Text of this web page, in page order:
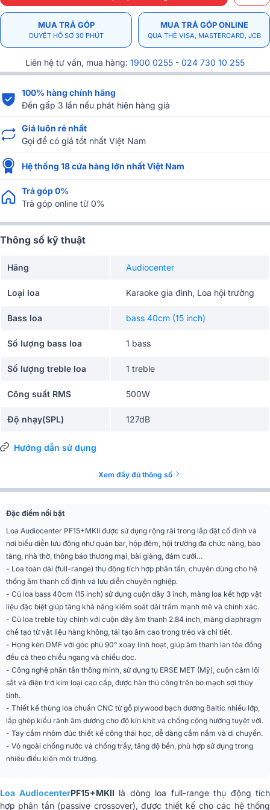
MUA TRẢ GÓP
DUYỆT HỒ SƠ 30 PHÚT
MUA TRẢ GÓP ONLINE
QUA THẺ VISA, MASTERCARD, JCB
Liên hệ tư vấn, mua hàng: 1900 0255 - 024 730 10 255
100% hàng chính hãng
Đền gấp 3 lần nếu phát hiện hàng giả
Giá luôn rẻ nhất
Gọi để có giá tốt nhất Việt Nam
Hệ thống 18 cửa hàng lớn nhất Việt Nam
Trả góp 0%
Trả góp online từ 0%
Thông số kỹ thuật
Hãng Audiocenter
Loại loa Karaoke gia đình, Loa hội trường
Bass loa bass 40cm (15 inch)
Số lượng bass loa 1 bass
Số lượng treble loa 1 treble
Công suất RMS 500W
Độ nhạy(SPL) 127dB
Tần số đáp tuyến
Cường độ phát âm cực
133 dB
Kiểu loa
Số đường tiếng 2 đường tiếng
Dáng loa Loa fullrange (phổ thông)
Ứng dụng mở rộng
Karaoke, Quán bar, Hội trường, Sân
khấu, sự kiện
Màu sắc
Đen
Phân khúc Tiêu chuẩn
Loa treble
cuộn dây 2.84 inch
Góc phủ âm
PF15+MKII90 (đối
xứng)
Góc phủ âm
PF15+MKII60 (đối
xứng)
60° × 40°
(Crossover Point)
1500Hz
Hướng dẫn sử dụng
Xem đầy đủ thông số
Đặc điểm nổi bật
Loa Audiocenter PF15+MKII được sử dụng rộng rãi trong lắp đặt cố định và
nơi biểu diễn lưu động như quán bar, hộp đêm, hội trường đa chức năng, bảo
tàng, nhà thờ, thông báo thương mại, bài giảng, đám cưới…
- Loa toàn dải (full-range) thụ động tích hợp phân tần, chuyên dùng cho hệ
thống âm thanh cố định và lưu diễn chuyên nghiệp.
- Củ loa bass 40cm (15 inch) sử dụng cuộn dây 3 inch, màng loa kết hợp vật
liệu đặc biệt giúp tăng khả năng kiểm soát dải trầm mạnh mẽ và chính xác.
- Củ loa treble tùy chỉnh với cuộn dây âm thanh 2.84 inch, màng diaphragm
chế tạo từ vật liệu hàng không, tái tạo âm cao trong trẻo và chi tiết.
- Họng kèn DMF với góc phủ 90° xoay linh hoạt, giúp âm thanh lan tỏa đồng
đều cả theo chiều ngang và chiều dọc.
- Công nghệ phân tần thông minh, sử dụng tụ ERSE MET (Mỹ), cuộn cảm lõi
sắt và điện trở kim loại cao cấp, được hàn thủ công trên bo mạch sợi thủy
tinh.
- Thiết kế thùng loa chuẩn CNC từ gỗ plywood bạch dương Baltic nhiều lớp,
lắp ghép kiểu rãnh âm dương cho độ kín khít và chống cộng hưởng tuyệt vời.
- Tay cầm nhôm đúc thiết kế công thái học, dễ dàng cầm nắm và di chuyển.
- Vỏ ngoài chống nước và chống trầy, tăng độ bền, phù hợp sử dụng trong
nhiều điều kiện môi trường.
Loa AudiocenterPF15+MKII là dòng loa full-range thụ động tích
hợp phân tần (passive crossover), được thiết kế cho các hệ thống